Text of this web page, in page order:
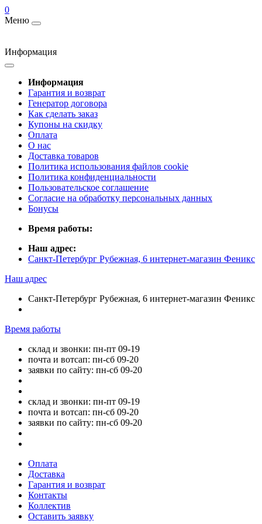
0
Меню
Информация
Информация
Гарантия и возврат
Генератор договора
Как сделать заказ
Купоны на скидку
Оплата
О нас
Доставка товаров
Политика использования файлов cookie
Политика конфиденциальности
Пользовательское соглашение
Согласие на обработку персональных данных
Бонусы
Время работы:
Наш адрес:
Санкт-Петербург Рубежная, 6 интернет-магазин Феникс
Наш адрес
Санкт-Петербург Рубежная, 6 интернет-магазин Феникс
Время работы
склад и звонки: пн-пт 09-19
почта и вотсап: пн-сб 09-20
заявки по сайту: пн-сб 09-20
склад и звонки: пн-пт 09-19
почта и вотсап: пн-сб 09-20
заявки по сайту: пн-сб 09-20
Оплата
Доставка
Гарантия и возврат
Контакты
Коллектив
Оставить заявку